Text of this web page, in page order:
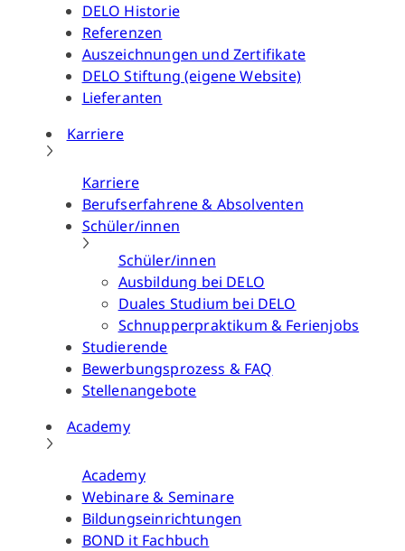
DELO Historie
Referenzen
Auszeichnungen und Zertifikate
DELO Stiftung (eigene Website)
Lieferanten
Karriere
Karriere
Berufserfahrene & Absolventen
Schüler/innen
Schüler/innen
Ausbildung bei DELO
Duales Studium bei DELO
Schnupperpraktikum & Ferienjobs
Studierende
Bewerbungsprozess & FAQ
Stellenangebote
Academy
Academy
Webinare & Seminare
Bildungseinrichtungen
BOND it Fachbuch